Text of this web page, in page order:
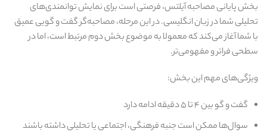
بخش پایانی مصاحبه آیلتس، فرصتی است برای نمایش توانمندی‌های
تحلیلی شما در زبان انگلیسی. در این مرحله، مصاحبه‌گر گفت‌ و گویی عمیق
با شما آغاز می‌کند که معمولا به موضوع بخش دوم مرتبط است، اما در
سطحی فراتر و مفهومی‌تر.
ویژگی‌های مهم این بخش:
گفت‌ و گو بین ۴ تا ۵ دقیقه ادامه دارد
سوال‌ها ممکن است جنبه فرهنگی، اجتماعی یا تحلیلی داشته باشند